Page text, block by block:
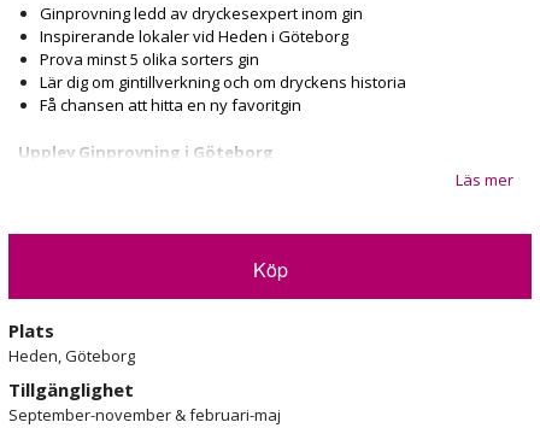
Ginprovning ledd av dryckesexpert inom gin
Inspirerande lokaler vid Heden i Göteborg
Prova minst 5 olika sorters gin
Lär dig om gintillverkning och om dryckens historia
Få chansen att hitta en ny favoritgin
Upplev Ginprovning i Göteborg
Välkommen att uppleva en ginprovning med flera olika typer av
området! Du kommer få följa med på en resa genom ginens värld
kvalitetgin. När alla de nya kunskaperna har sjunkit in kommer
gruppen tillsammans få prova minst 5 olika ginsorter och jämföra
smaker, dofter och allt annat som gör en gin unik.
massvis av inspiration och nya smakupplevelser!
Läs mer
Köp
Plats
Heden, Göteborg
Tillgänglighet
September-november & februari-maj